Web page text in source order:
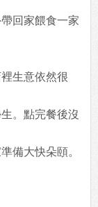
回家餵食一家
生意依然很
。點完餐後沒
備大快朵頤。